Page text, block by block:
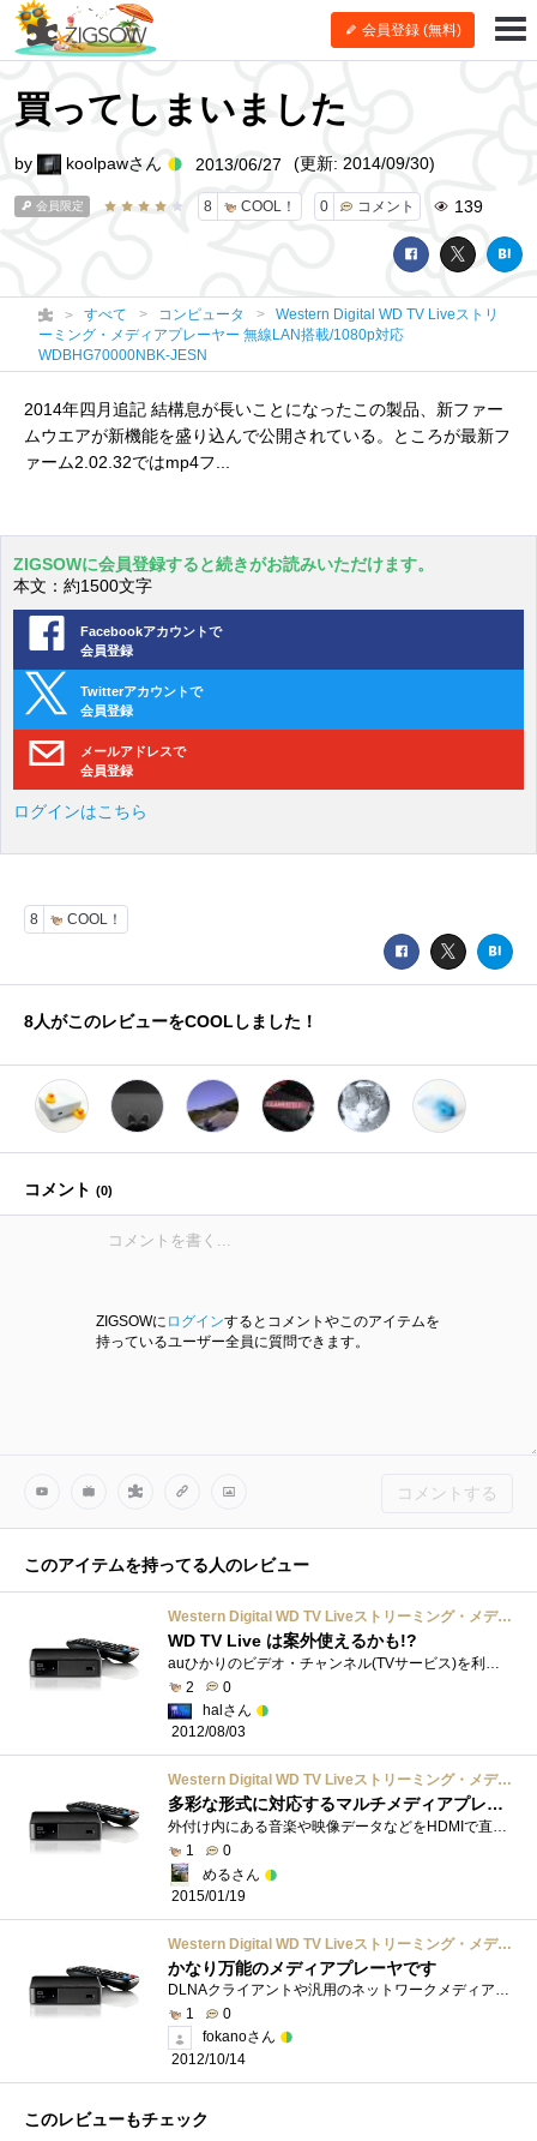
会員登録 (無料)
買ってしまいました
会員限定 8 COOL！ 0 コメント 139
by koolpawさん 2013/06/27 (更新: 2014/09/30)
すべて コンピュータ
Western Digital WD TV Liveストリ
ーミング・メディアプレーヤー 無線LAN搭載/1080p対応
WDBHG70000NBK-JESN
2014年四月追記 結構息が長いことになったこの製品、新ファー
ムウエアが新機能を盛り込んで公開されている。ところが最新フ
ァーム2.02.32ではmp4フ...
ZIGSOWに会員登録すると続きがお読みいただけます。
本文：約1500文字
Facebookアカウントで
会員登録
Twitterアカウントで
会員登録
メールアドレスで
会員登録
ログインはこちら
8 COOL！
8人がこのレビューをCOOLしました！
コメント (0)
ZIGSOWに ログインするとコメントやこのアイテムを
持っているユーザー全員に質問できます。
コメントする
このアイテムを持ってる人のレビュー
Western Digital WD TV Liveストリーミング・メディアプレーヤー 無線LAN搭載/1080p対応 WDBHG70000NBK-JESN
WD TV Live は案外使えるかも!?
auひかりのビデオ・チャンネル(TVサービス)を利用していますが、Huluを楽しむためにWDTVLiveをAmazonで購入しました。125（幅）×100（奥行き）×30ｍｍ�...
2
0
halさん
2012/08/03
Western Digital WD TV Liveストリーミング・メディアプレーヤー 無線LAN搭載/1080p対応 WDBHG70000NBK-JESN
多彩な形式に対応するマルチメディアプレーヤー
外付け内にある音楽や映像データなどをHDMIで直接テレビ等で再生できます。いろんな形式のファイルに対応し、中でもiso形式のファイルを直接読�...
1
0
めるさん
2015/01/19
Western Digital WD TV Liveストリーミング・メディアプレーヤー 無線LAN搭載/1080p対応 WDBHG70000NBK-JESN
かなり万能のメディアプレーヤです
DLNAクライアントや汎用のネットワークメディアプレーヤとしてかなりの完成度と思います。HULUがいち早く見られるということで購入したのですが...
1
0
fokanoさん
2012/10/14
このレビューもチェック